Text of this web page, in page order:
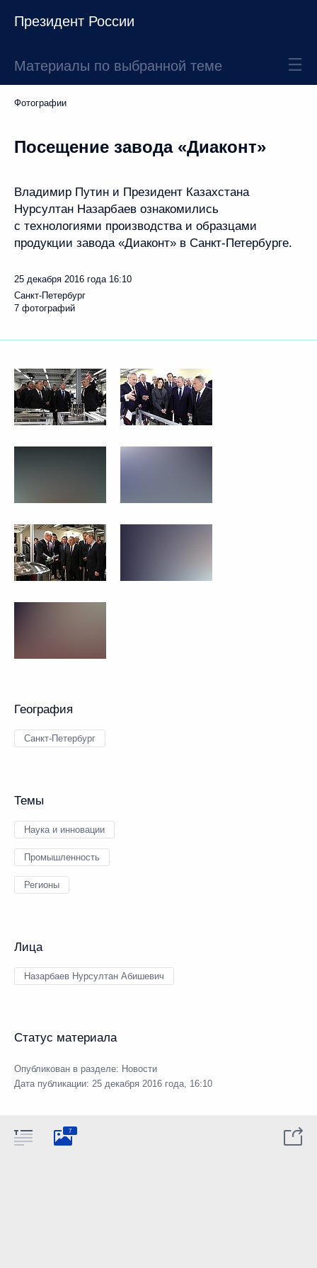
Президент России
Материалы по выбранной теме
Фотографии
Посещение завода «Диаконт»
Владимир Путин и Президент Казахстана
Нурсултан Назарбаев ознакомились
с технологиями производства и образцами
продукции завода «Диаконт» в Санкт-Петербурге.
25 декабря 2016 года 16:10
Санкт-Петербург
7 фотографий
География
Санкт-Петербург
Темы
Наука и инновации
Промышленность
Регионы
Лица
Назарбаев Нурсултан Абишевич
Статус материала
Опубликован в разделе: Новости
Дата публикации: 25 декабря 2016 года, 16:10
7